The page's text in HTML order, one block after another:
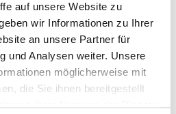
auf unsere Website zu
wir Informationen zu Ihrer
an unsere Partner für
und Analysen weiter. Unsere
möglicherweise mit
die Sie ihnen bereitgestellt
in der